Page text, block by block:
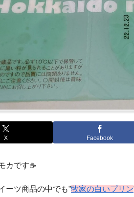
X Facebook
カです☕
ーツ商品の中でも”牧家の白いプリン